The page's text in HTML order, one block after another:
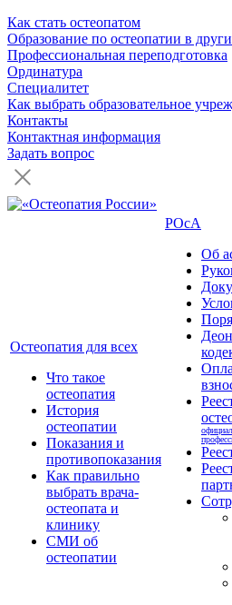
Как стать остеопатом
Образование по остеопатии в
Профессиональная переподготовка
Ординатура
Специалитет
Как выбрать образовательное
Контакты
Контактная информация
Задать вопрос
Остеопатия для всех
Что такое
остеопатия
История
остеопатии
Показания и
противопоказания
Как правильно
выбрать врача-
остеопата и
клинику
СМИ об
остеопатии
РОсА
Об